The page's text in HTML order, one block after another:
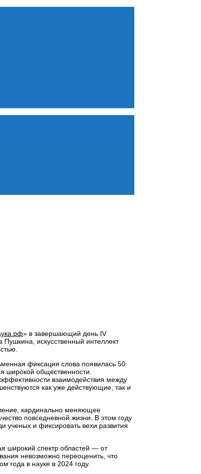
» в завершающий день IV
искусственный интеллект
фиксация слова появилась 50
широкой общественности.
взаимодействия между
как уже действующие, так и
кардинально меняющее
повседневной жизни. В этом году
ученых и фиксировать вехи развития
широкий спектр областей — от
невозможно переоценить, что
года в науке в 2024 году.